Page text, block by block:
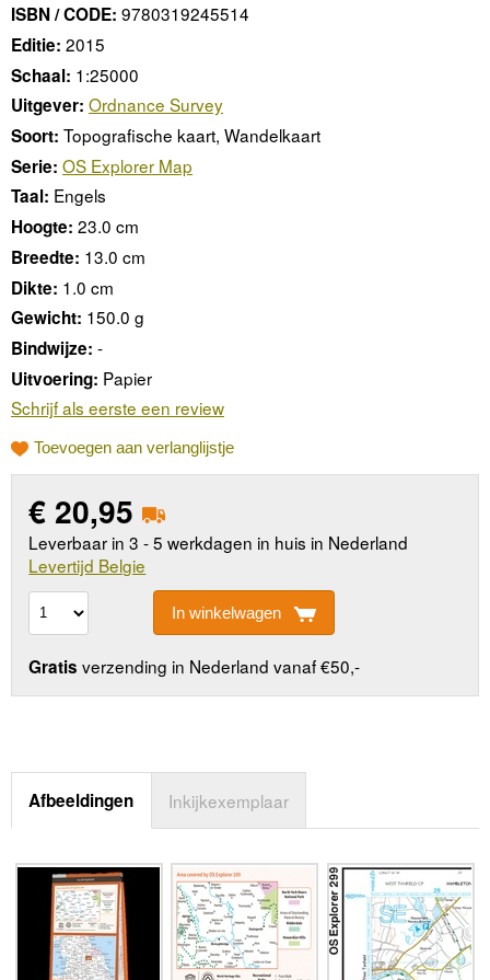
ISBN / CODE: 9780319245514
Editie: 2015
Schaal: 1:25000
Uitgever: Ordnance Survey
Soort: Topografische kaart, Wandelkaart
Serie: OS Explorer Map
Taal: Engels
Hoogte: 23.0 cm
Breedte: 13.0 cm
Dikte: 1.0 cm
Gewicht: 150.0 g
Bindwijze: -
Uitvoering: Papier
Schrijf als eerste een review
Toevoegen aan verlanglijstje
€ 20,95
Leverbaar in 3 - 5 werkdagen in huis in Nederland
Levertijd Belgie
In winkelwagen
Gratis verzending in Nederland vanaf €50,-
Afbeeldingen Inkijkexemplaar